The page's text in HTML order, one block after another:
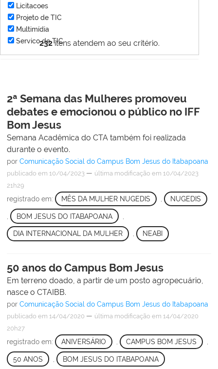
232itens atendem ao seu critério.
Licitacoes
Projeto de TIC
Multimídia
Servico de TIC
2ª Semana das Mulheres promoveu
debates e emocionou o público no IFF
Bom Jesus
Semana Acadêmica do CTA também foi realizada
durante o evento.
por Comunicação Social do Campus Bom Jesus do Itabapoana
publicado em 10/04/2023 — última modificação em 10/04/2023
21h29
registrado em: MÊS DA MULHER NUGEDIS NUGEDIS
BOM JESUS DO ITABAPOANA
DIA INTERNACIONAL DA MULHER , NEABI
50 anos do Campus Bom Jesus
Em terreno doado, a partir de um posto agropecuário,
nasce o CTAIBB.
por Comunicação Social do Campus Bom Jesus do Itabapoana
publicado em 14/04/2020 — última modificação em 14/04/2020
20h27
registrado em: ANIVERSÁRIO CAMPUS BOM JESUS
50 ANOS BOM JESUS DO ITABAPOANA